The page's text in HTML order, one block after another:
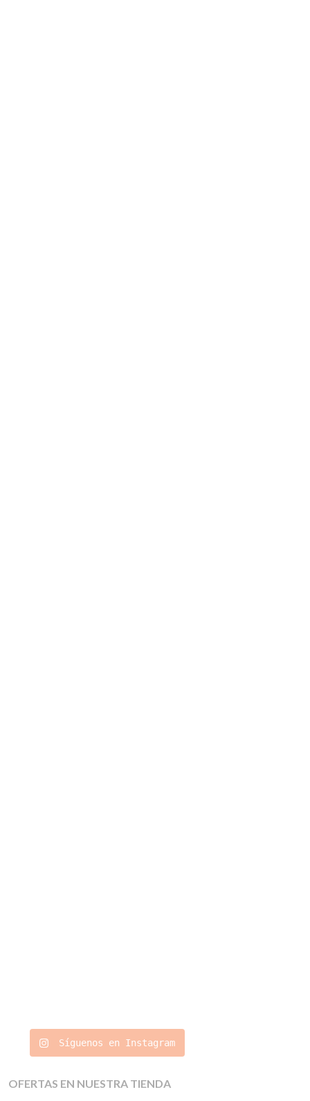
Síguenos en Instagram
OFERTAS EN NUESTRA TIENDA